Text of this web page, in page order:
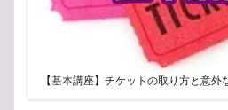
【基本講座】チケットの取り方と意外